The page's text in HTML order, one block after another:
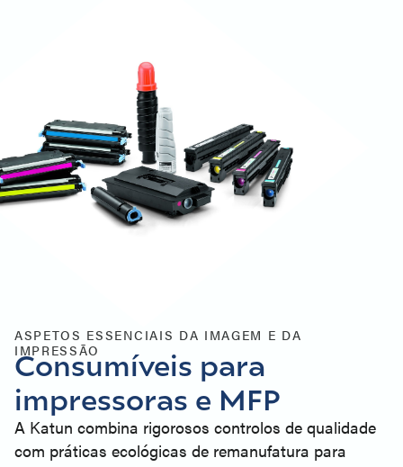
ASPETOS ESSENCIAIS DA IMAGEM E DA
IMPRESSÃO
Consumíveis para
impressoras e MFP
A Katun combina rigorosos controlos de qualidade
com práticas ecológicas de remanufatura para